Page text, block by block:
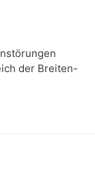
der Breiten-